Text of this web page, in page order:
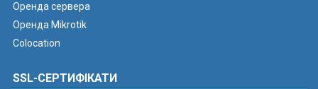
Оренда сервера
Оренда Mikrotik
Colocation
SSL-СЕРТИФІКАТИ